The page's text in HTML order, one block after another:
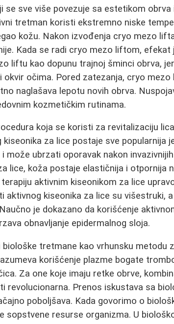
se sve više povezuje sa estetikom obrva
tretman koristi ekstremno niske
kožu. Nakon izvođenja cryo mezo
Kada se radi cryo mezo liftom, efekat
liftu kao dopunu trajnoj šminci obrva,
okvir očima. Pored zatezanja, cryo
naglašava lepotu novih obrva.
kozmetičkim rutinama.
koja se koristi za revitalizaciju
kiseonika za lice postaje sve popularnija
može ubrzati oporavak nakon
lice, koža postaje elastičnija i otpornija
aktivnim kiseonikom za lice
aktivnog kiseonika za lice su višestruki,
je dokazano da korišćenje
obnavljanje epidermalnog sloja.
tretmane kao vrhunsku metodu
korišćenje plazme bogate
Za one koje imaju retke obrve,
revolucionarna. Prenos iskustava sa
poboljšava. Kada govorimo o
sopstvene resurse organizma. U